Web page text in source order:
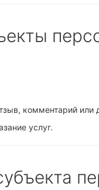
комментарий
услуг.